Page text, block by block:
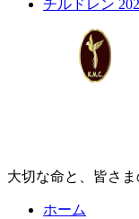
チルドレン
大切な命と、皆さ
ホーム